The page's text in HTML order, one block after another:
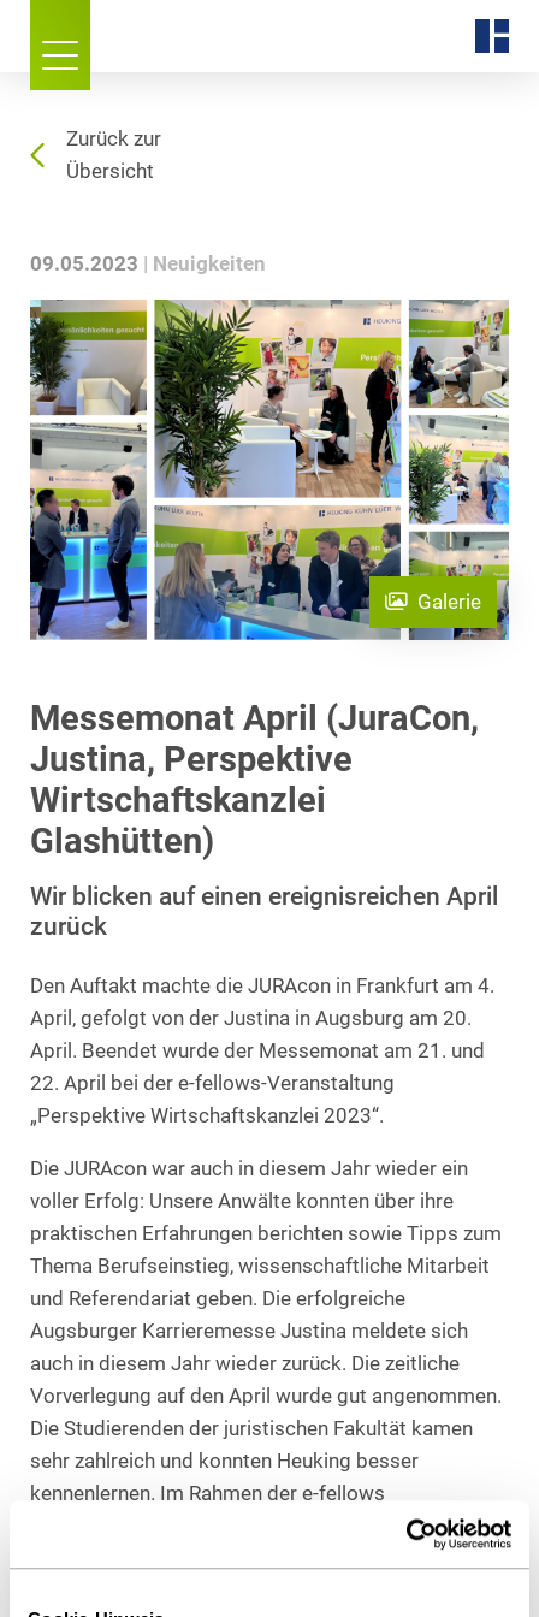
Zurück zur
Übersicht
09.05.2023 Neuigkeiten
Messemonat April (JuraCon,
Justina, Perspektive
Wirtschaftskanzlei
Glashütten)
Wir blicken auf einen ereignisreichen April
zurück
Den Auftakt machte die JURAcon in Frankfurt am 4.
April, gefolgt von der Justina in Augsburg am 20.
April. Beendet wurde der Messemonat am 21. und
22. April bei der e-fellows-Veranstaltung
„Perspektive Wirtschaftskanzlei 2023“.
Die JURAcon war auch in diesem Jahr wieder ein
voller Erfolg: Unsere Anwälte konnten über ihre
praktischen Erfahrungen berichten sowie Tipps zum
Thema Berufseinstieg, wissenschaftliche Mitarbeit
und Referendariat geben. Die erfolgreiche
Augsburger Karrieremesse Justina meldete sich
auch in diesem Jahr wieder zurück. Die zeitliche
Vorverlegung auf den April wurde gut angenommen.
Die Studierenden der juristischen Fakultät kamen
sehr zahlreich und konnten Heuking besser
kennenlernen. Im Rahmen der e-fellows
Veranstaltung erhielten die Talente während
Galerie